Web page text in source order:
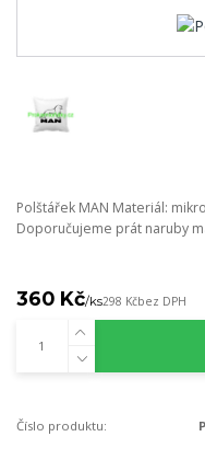
Polštářek MAN Materiál:
Doporučujeme prát naruby
360 Kč/ks298 Kčbez DPH
Číslo produktu: